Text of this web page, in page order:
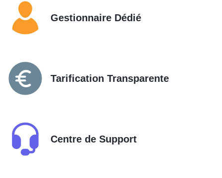
Gestionnaire Dédié
Tarification Transparente
Centre de Support